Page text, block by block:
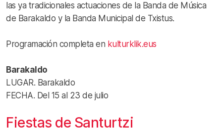
las ya tradicionales actuaciones de la Banda de Música
de Barakaldo y la Banda Municipal de Txistus.
Programación completa en kulturklik.eus
Barakaldo
LUGAR. Barakaldo
FECHA. Del 15 al 23 de julio
Fiestas de Santurtzi